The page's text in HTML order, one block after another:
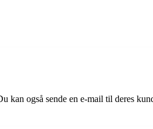
også sende en e-mail til deres